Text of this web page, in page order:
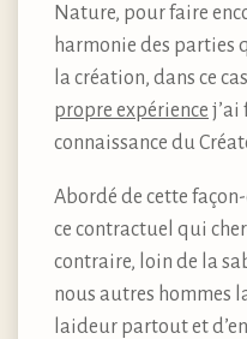
Nature, pour faire
harmonie des parties
la création, dans ce
propre expérience j’ai
connaissance du
Abordé de cette
ce contractuel qui
contraire, loin de la
nous autres hommes
laideur partout et